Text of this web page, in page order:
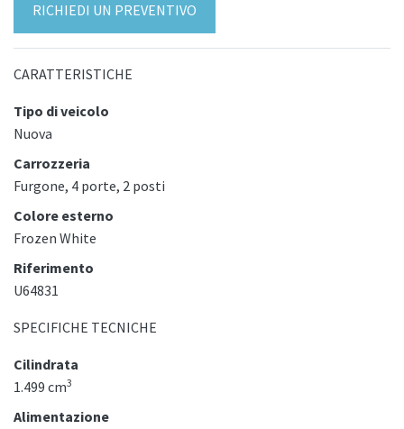
RICHIEDI UN PREVENTIVO
CARATTERISTICHE
Tipo di veicolo
Nuova
Carrozzeria
Furgone, 4 porte, 2 posti
Colore esterno
Frozen White
Riferimento
U64831
SPECIFICHE TECNICHE
Cilindrata
1.499 cm3
Alimentazione